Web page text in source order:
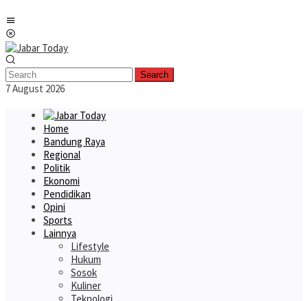
to
content
Search
7 August 2026
Home
Bandung Raya
Regional
Politik
Ekonomi
Pendidikan
Opini
Sports
Lainnya
Lifestyle
Hukum
Sosok
Kuliner